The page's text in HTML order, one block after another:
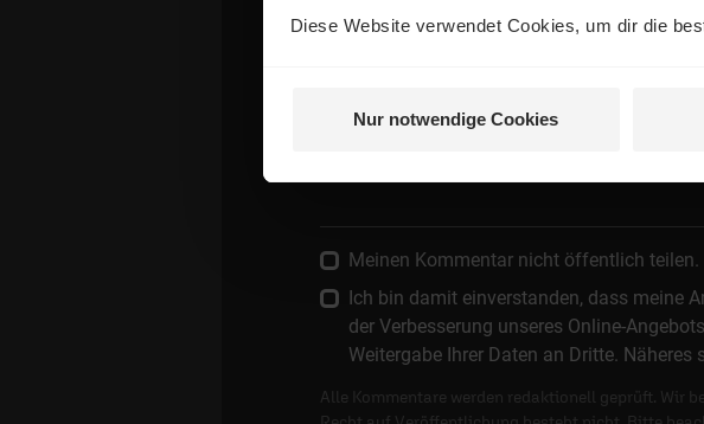
Diese Website verwendet Cookies, um dir die
Nur notwendige Cookies
Meinen Kommentar nicht öffentlich teilen.
Ich bin damit einverstanden, dass meine
der Verbesserung unseres Online-
Weitergabe Ihrer Daten an Dritte. Näheres
Alle Kommentare werden redaktionell geprüft. Wir